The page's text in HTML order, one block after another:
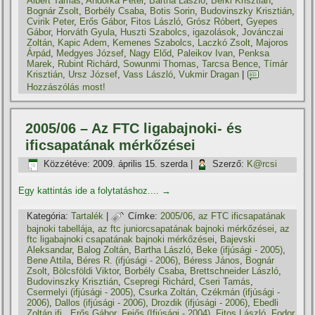
Bognár Zsolt Borbély Csaba Botis Sorin Budovinszky Krisztián
Cvirik Peter, Erős Gábor, Fitos László ,Grósz Róbert ,Gyepes
Gábor, Horváth Gyula Huszti Szabolcs ,igazolások ,Jovánczai
Zoltán Kapic Adem Kemenes Szabolcs Laczkó Zsolt Majoros
Árpád Medgyes József Nagy Előd Paleikov Ivan Penksa
Marek
Rubint Richárd ,Sowunmi Thomas ,Tarcsa Bence ,Tí­már
Krisztián Ursz József ,Vass László ,Vukmir Dragan
Hozzászólás most!
2005/06 – Az FTC ligabajnoki- és
ificsapatának mérkőzései
Közzétéve: 2009. április 15. szerda Szerző: K@rcsi
Egy kattintás ide a folytatáshoz.... →
Kategória: Tartalék Címke: 2005/06 ,az FTC ificsapatának
bajnoki tabellája ,az ftc juniorcsapatának bajnoki mérkőzései ,az
ftc ligabajnoki csapatának bajnoki mérkőzései
Bajevski
Aleksandar, Balog Zoltán Bartha László Beke (ifjúsági - 2005)
Bene Attila Béres R. (ifjúsági - 2006) Béress János
Bognár
Zsolt Bölcsföldi Viktor, Borbély Csaba Brettschneider László
Budovinszky Krisztián ,Csepregi Richárd ,Cseri Tamás
Csermelyi (ifjúsági - 2005) ,Csurka Zoltán ,Czékmán (ifjúsági -
2006) Dallos (ifjúsági - 2006) Drozdik (ifjúsági - 2006) Ebedli